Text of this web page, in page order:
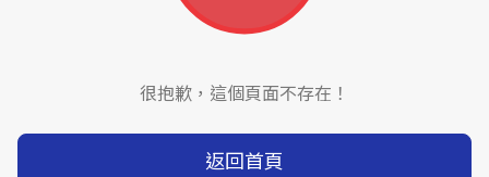
很抱歉，這個頁面不存在！
返回首頁